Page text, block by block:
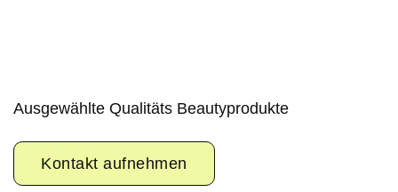
Ausgewählte Qualitäts Beautyprodukte
Kontakt aufnehmen